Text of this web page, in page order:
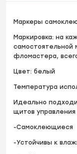
Маркеры
Маркировка: на
самостоятельной
фломастера,
Цвет: белый
Температура
Идеально
щитов
-Самоклеющиеся
-Устойчивы к